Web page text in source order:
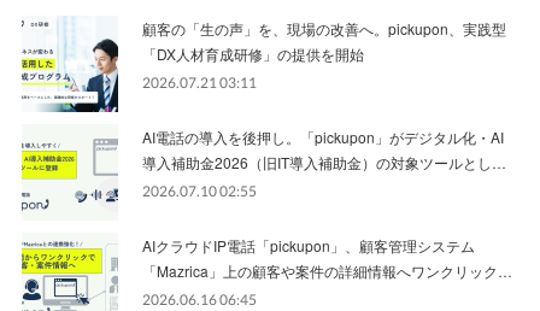
顧客の「生の声」を、現場の改善へ。pickupon、実践型
「DX人材育成研修」の提供を開始
2026.07.21 03:11
AI電話の導入を後押し。「pickupon」がデジタル化・AI
導入補助金2026（旧IT導入補助金）の対象ツールとし…
2026.07.10 02:55
AIクラウドIP電話「pickupon」、顧客管理システム
「Mazrica」上の顧客や案件の詳細情報へワンクリック…
2026.06.16 06:45